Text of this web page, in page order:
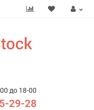
до 18-00
29-28